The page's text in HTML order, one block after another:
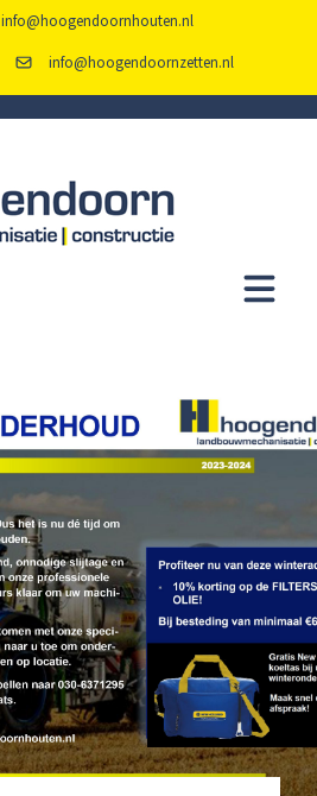
info@hoogendoornhouten.nl
info@hoogendoornzetten.nl